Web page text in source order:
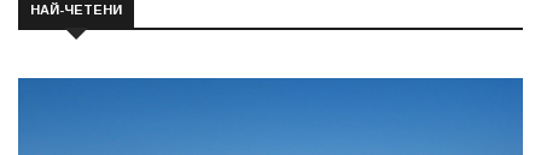
НАЙ-ЧЕТЕНИ